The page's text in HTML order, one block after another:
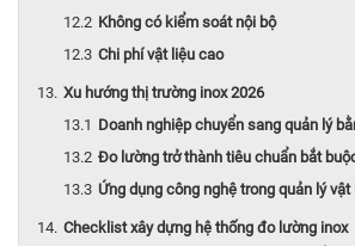
Không có kiểm soát nội bộ
Chi phí vật liệu cao
Xu hướng thị trường inox 2026
Doanh nghiệp chuyển sang quản lý
Đo lường trở thành tiêu chuẩn bắt
Ứng dụng công nghệ trong quản lý vật
Checklist xây dựng hệ thống đo lường inox